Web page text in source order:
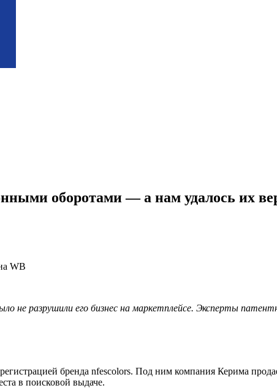
оборотами — а нам удалось их
разрушили его бизнес на маркетплейсе. Эксперты
бренда nfescolors. Под ним компания Керима
в поисковой выдаче.